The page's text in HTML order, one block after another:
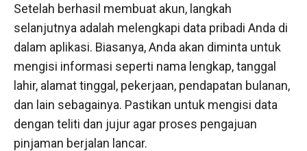
Setelah berhasil membuat akun, langkah
selanjutnya adalah melengkapi data pribadi Anda di
dalam aplikasi. Biasanya, Anda akan diminta untuk
mengisi informasi seperti nama lengkap, tanggal
lahir, alamat tinggal, pekerjaan, pendapatan bulanan,
dan lain sebagainya. Pastikan untuk mengisi data
dengan teliti dan jujur agar proses pengajuan
pinjaman berjalan lancar.